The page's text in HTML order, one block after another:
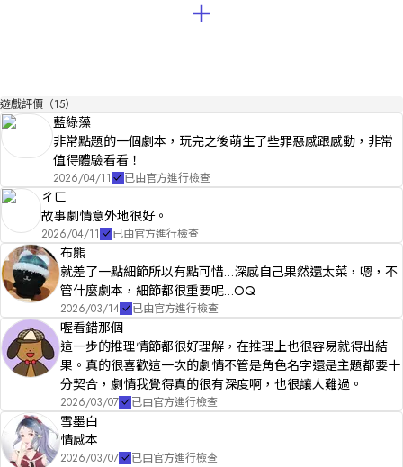
遊戲評價（15）
藍綠藻
非常點題的一個劇本，玩完之後萌生了些罪惡感跟感動，非常
值得體驗看看！
2026/04/11 已由官方進行檢查
ㄔㄈ
故事劇情意外地很好。
2026/04/11 已由官方進行檢查
布熊
就差了一點細節所以有點可惜…深感自己果然還太菜，嗯，不
管什麼劇本，細節都很重要呢…OQ
2026/03/14 已由官方進行檢查
喔看錯那個
這一步的推理情節都很好理解，在推理上也很容易就得出結
果。真的很喜歡這一次的劇情不管是角色名字還是主題都要十
分契合，劇情我覺得真的很有深度啊，也很讓人難過。
2026/03/07 已由官方進行檢查
雪墨白
情感本
2026/03/07 已由官方進行檢查